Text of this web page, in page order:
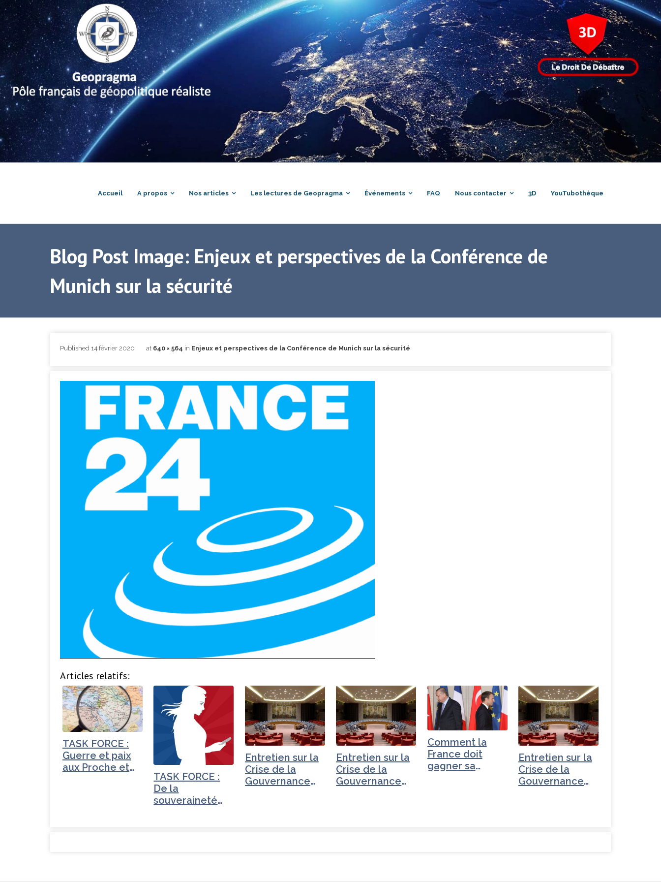
Accueil A propos Nos articles Les lectures de Geopragma Événements FAQ Nous contacter 3D YouTubothèque
Blog Post Image: Enjeux et perspectives de la Conférence de
Munich sur la sécurité
Published 14 février 2020 at 640 × 564 in Enjeux et perspectives de la Conférence de Munich sur la sécurité
Articles relatifs:
TASK FORCE :
Guerre et paix
aux Proche et
TASK FORCE :
De la
souveraineté
Entretien sur la
Crise de la
Gouvernance
Entretien sur la
Crise de la
Gouvernance
Comment la
France doit
gagner sa
Entretien sur la
Crise de la
Gouvernance